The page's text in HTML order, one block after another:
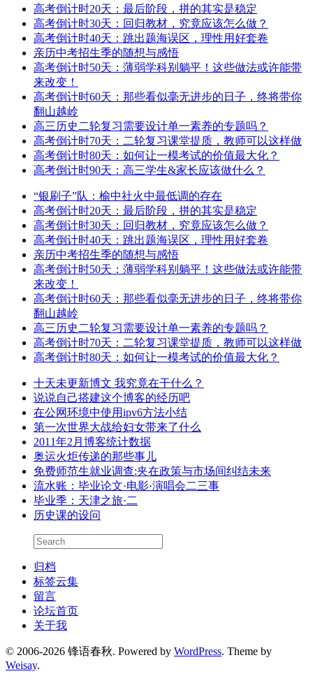
高考倒计时20天：最后阶段，拼的其实是稳定
高考倒计时30天：回归教材，究竟应该怎么做？
高考倒计时40天：跳出题海误区，理性用好套卷
亲历中考招生季的随想与感悟
高考倒计时50天：薄弱学科别躺平！这些做法或许能带
来改变！
高考倒计时60天：那些看似毫无进步的日子，终将带你
翻山越岭
高三历史二轮复习需要设计单一素养的专题吗？
高考倒计时70天：二轮复习课堂提质，教师可以这样做
高考倒计时80天：如何让一模考试的价值最大化？
高考倒计时90天：高三学生&家长应该做什么？
“银刷子”队：榆中社火中最低调的存在
高考倒计时20天：最后阶段，拼的其实是稳定
高考倒计时30天：回归教材，究竟应该怎么做？
高考倒计时40天：跳出题海误区，理性用好套卷
亲历中考招生季的随想与感悟
高考倒计时50天：薄弱学科别躺平！这些做法或许能带
来改变！
高考倒计时60天：那些看似毫无进步的日子，终将带你
翻山越岭
高三历史二轮复习需要设计单一素养的专题吗？
高考倒计时70天：二轮复习课堂提质，教师可以这样做
高考倒计时80天：如何让一模考试的价值最大化？
十天未更新博文 我究竟在干什么？
说说自己搭建这个博客的经历吧
在公网环境中使用ipv6方法小结
第一次世界大战给妇女带来了什么
2011年2月博客统计数据
奥运火炬传递的那些事儿
免费师范生就业调查:夹在政策与市场间纠结未来
流水账：毕业论文·电影·演唱会二三事
毕业季：天津之旅·二
历史课的设问
归档
标签云集
留言
论坛首页
关于我
© 2006-2026 锋语春秋. Powered by WordPress. Theme by
Weisay.